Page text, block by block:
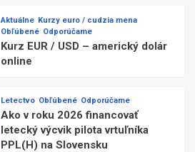
Aktuálne Kurzy euro / cudzia mena
Obľúbené Odporúčame
Kurz EUR / USD – americký dolár
online
Letectvo Obľúbené Odporúčame
Ako v roku 2026 financovať
letecký výcvik pilota vrtuľníka
PPL(H) na Slovensku